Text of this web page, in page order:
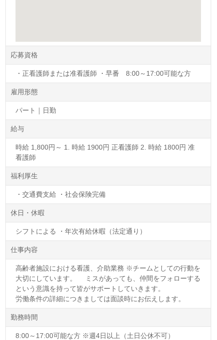
応募資格
・正看護師または准看護師 ・早番 8:00～17:00可能な方
雇用形態
パート｜日勤
給与
時給 1,800円～ 1. 時給 1900円 正看護師 2. 時給 1800円 准
看護師
福利厚生
・交通費支給 ・社会保険完備
休日・休暇
シフトによる ・年次有給休暇（法定通り）
仕事内容
高齢者施設における看護、介助業務 ※チームとしての行動を
大切にしています。 ミスがあっても、仲間をフォローする
という意識を持って皆がサポートしていきます。
労働条件の詳細につきましては面談時にお伝えします。
勤務時間
8:00～17:00可能な方 ※週4日以上（土日公休不可）